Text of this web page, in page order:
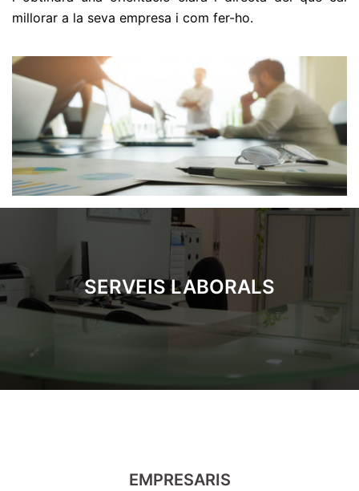
millorar a la seva empresa i com fer-ho.
SERVEIS LABORALS
EMPRESARIS